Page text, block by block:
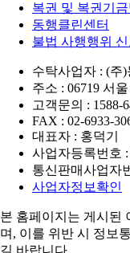
복권 및 복권기금
동행클린센터
불법 사행행위 신
수탁사업자 : (주)
주소 : 06719 서
고객문의 : 1588-
FAX : 02-6933-
대표자 : 홍덕기
사업자등록번호 :
통신판매사업자
사업자정보확인
본 홈페이지는 게시된
며, 이를 위반 시 정보